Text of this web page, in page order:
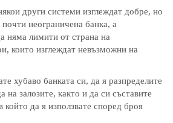
други системи изглеждат добре, но
неограничена банка, а
няма лимити от страна на
които изглеждат невъзможни на
хубаво банката си, да я разпределите
на залозите, както и да си съставите
да я използвате според броя